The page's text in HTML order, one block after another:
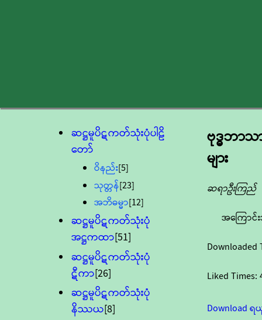
ဆဋ္ဌမူပိဋကတ်သုံးပုံပါဠိ
တော်
ဝိနည်း[5]
သုတ္တန်[23]
အဘိဓမ္မာ[12]
ဆဋ္ဌမူပိဋကတ်သုံးပုံ
အဋ္ဌကထာ[51]
ဆဋ္ဌမူပိဋကတ်သုံးပုံ
ဋီကာ[26]
ဆဋ္ဌမူပိဋကတ်သုံးပုံ
နိဿယ[8]
ဗုဒ္ဓဘာသ
များ
ဆရာဦးကြည်
အကြောင်
Downloaded
Liked Times:
Download